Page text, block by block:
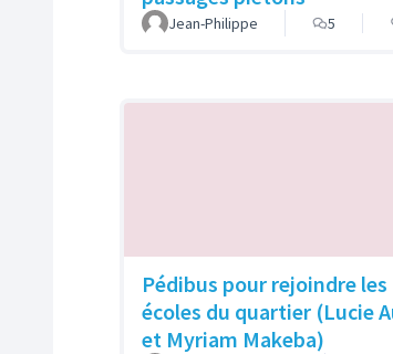
Jean-Philippe 5
Pédibus pour rejoindre les
écoles du quartier (Lucie
et Myriam Makeba)